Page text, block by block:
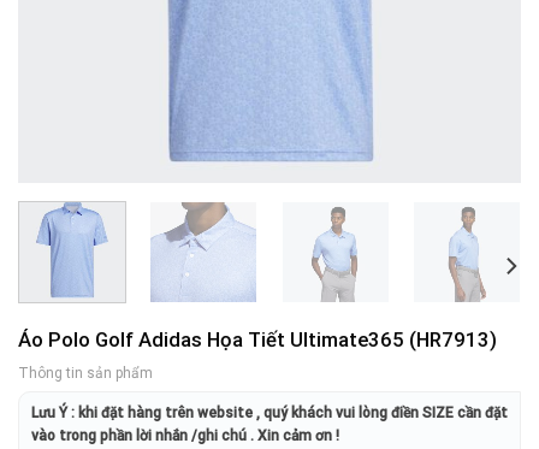
Áo Polo Golf Adidas Họa Tiết Ultimate365 (HR7913)
Thông tin sản phẩm
Lưu Ý : khi đặt hàng trên website , quý khách vui lòng điền SIZE cần đặt
vào trong phần lời nhắn /ghi chú . Xin cảm ơn !